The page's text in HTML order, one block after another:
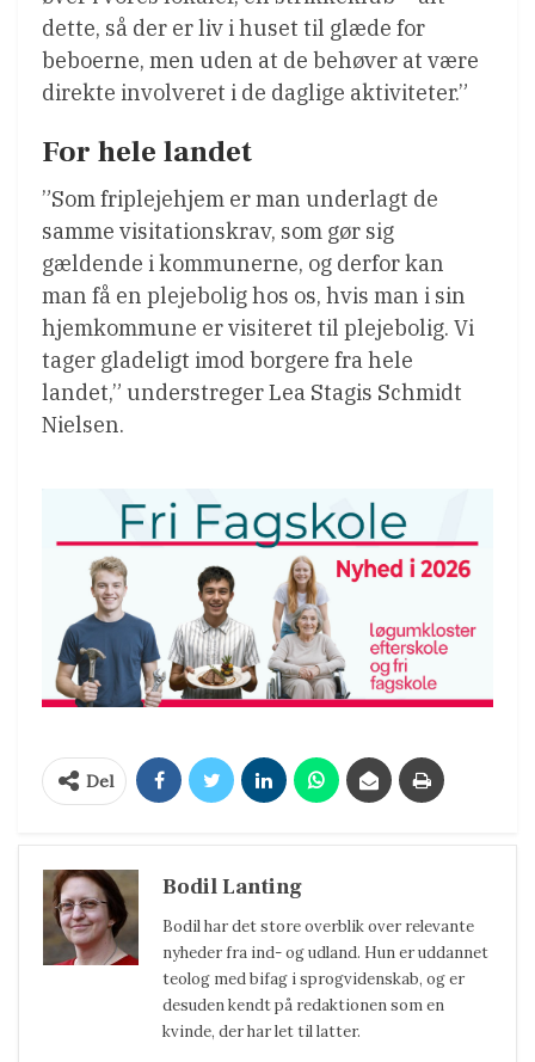
dette, så der er liv i huset til glæde for
beboerne, men uden at de behøver at være
direkte involveret i de daglige aktiviteter.”
For hele landet
”Som friplejehjem er man underlagt de
samme visitationskrav, som gør sig
gældende i kommunerne, og derfor kan
man få en plejebolig hos os, hvis man i sin
hjemkommune er visiteret til plejebolig. Vi
tager gladeligt imod borgere fra hele
landet,” understreger Lea Stagis Schmidt
Nielsen.
Del
Bodil Lanting
Bodil har det store overblik over relevante
nyheder fra ind- og udland. Hun er uddannet
teolog med bifag i sprogvidenskab, og er
desuden kendt på redaktionen som en
kvinde, der har let til latter.